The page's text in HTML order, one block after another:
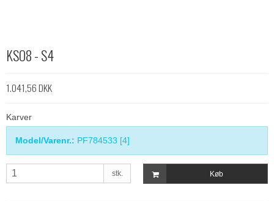
KSO8 - S4
1.041,56 DKK
Karver
Model/Varenr.: PF784533 [4]
stk. Køb